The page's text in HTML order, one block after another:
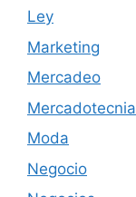
Ley
Marketing
Mercadeo
Mercadotecnia
Moda
Negocio